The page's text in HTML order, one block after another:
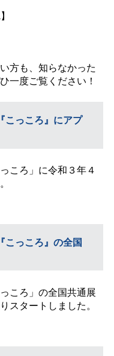
方も、知らなかった
一度ご覧ください！
こっころ』にアプ
ころ」に令和３年４
こっころ』の全国
ころ」の全国共通展
スタートしました。